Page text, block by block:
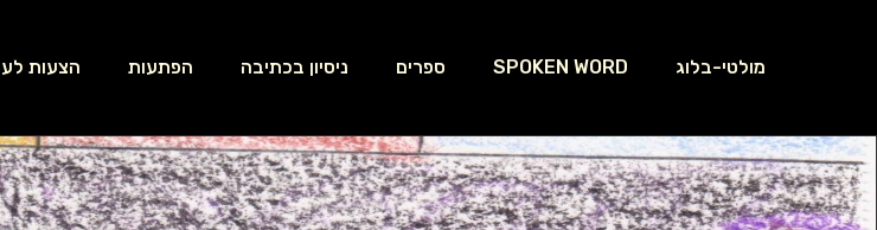
מולטי-בלוג SPOKEN WORD ספרים ניסיון בכתיבה הפתעות הצעות